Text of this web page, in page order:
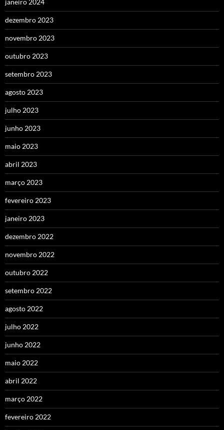
janeiro 2024
dezembro 2023
novembro 2023
outubro 2023
setembro 2023
agosto 2023
julho 2023
junho 2023
maio 2023
abril 2023
março 2023
fevereiro 2023
janeiro 2023
dezembro 2022
novembro 2022
outubro 2022
setembro 2022
agosto 2022
julho 2022
junho 2022
maio 2022
abril 2022
março 2022
fevereiro 2022